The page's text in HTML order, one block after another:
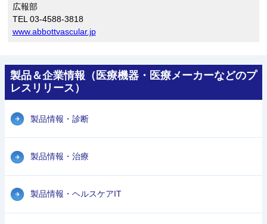
広報部
TEL 03-4588-3818
www.abbottvascular.jp
製品＆企業情報（医療機器・医療メーカーなどのプ
レスリリース）
製品情報・診断
製品情報・治療
製品情報・ヘルスケアIT